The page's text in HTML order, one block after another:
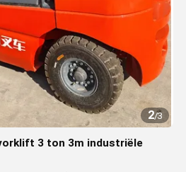
2/3
3 ton 3m industriële